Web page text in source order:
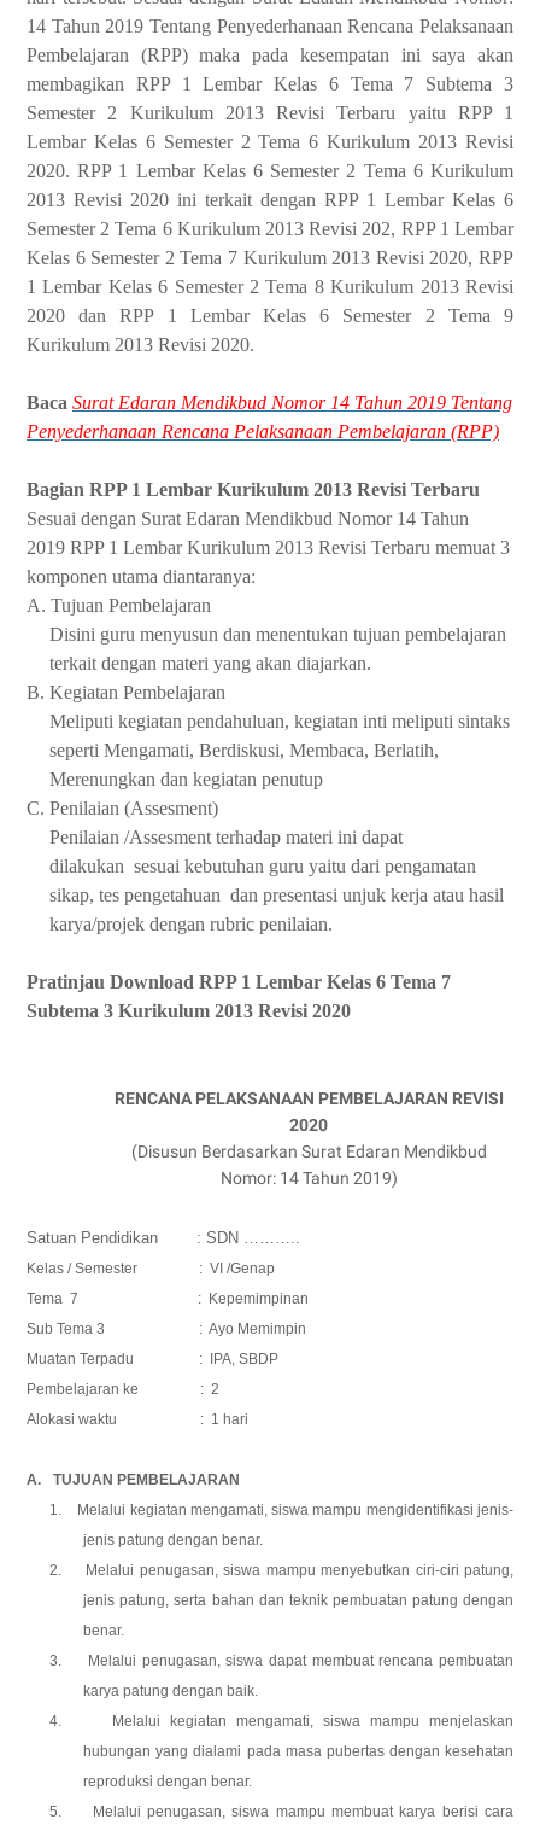
14 Tahun 2019 Tentang Penyederhanaan Rencana Pelaksanaan
Pembelajaran (RPP) maka pada kesempatan ini saya akan
membagikan RPP 1 Lembar Kelas 6 Tema 7 Subtema 3
Semester 2 Kurikulum 2013 Revisi Terbaru yaitu RPP 1
Lembar Kelas 6 Semester 2 Tema 6 Kurikulum 2013 Revisi
2020. RPP 1 Lembar Kelas 6 Semester 2 Tema 6 Kurikulum
2013 Revisi 2020 ini terkait dengan RPP 1 Lembar Kelas 6
Semester 2 Tema 6 Kurikulum 2013 Revisi 202, RPP 1 Lembar
Kelas 6 Semester 2 Tema 7 Kurikulum 2013 Revisi 2020, RPP
1 Lembar Kelas 6 Semester 2 Tema 8 Kurikulum 2013 Revisi
2020 dan RPP 1 Lembar Kelas 6 Semester 2 Tema 9
Kurikulum 2013 Revisi 2020.
Baca Surat Edaran Mendikbud Nomor 14 Tahun 2019 Tentang
Penyederhanaan Rencana Pelaksanaan Pembelajaran (RPP)
Bagian RPP 1 Lembar Kurikulum 2013 Revisi Terbaru
Sesuai dengan Surat Edaran Mendikbud Nomor 14 Tahun
2019 RPP 1 Lembar Kurikulum 2013 Revisi Terbaru memuat 3
komponen utama diantaranya:
A. Tujuan Pembelajaran
Disini guru menyusun dan menentukan tujuan pembelajaran
terkait dengan materi yang akan diajarkan.
B. Kegiatan Pembelajaran
Meliputi kegiatan pendahuluan, kegiatan inti meliputi sintaks
seperti Mengamati, Berdiskusi, Membaca, Berlatih,
Merenungkan dan kegiatan penutup
C. Penilaian (Assesment)
Penilaian /Assesment terhadap materi ini dapat
dilakukan sesuai kebutuhan guru yaitu dari pengamatan
sikap, tes pengetahuan dan presentasi unjuk kerja atau hasil
karya/projek dengan rubric penilaian.
Pratinjau Download RPP 1 Lembar Kelas 6 Tema 7
Subtema 3 Kurikulum 2013 Revisi 2020
RENCANA PELAKSANAAN PEMBELAJARAN REVISI
2020
(Disusun Berdasarkan Surat Edaran Mendikbud
Nomor: 14Tahun 2019)
Satuan Pendidikan : SDN ………..
Kelas / Semester : VI /Genap
Tema 7 : Kepemimpinan
Sub Tema 3 : Ayo Memimpin
Muatan Terpadu : IPA, SBDP
Pembelajaran ke : 2
Alokasi waktu : 1 hari
A.
TUJUAN PEMBELAJARAN
1.
Melalui kegiatan mengamati, siswa mampu mengidentifikasi jenis-
jenis patung dengan benar.
2.
Melalui penugasan, siswa mampu menyebutkan ciri-ciri patung,
jenis patung, serta bahan dan teknik pembuatan patung dengan
benar.
3.
Melalui penugasan, siswa dapat membuat rencana pembuatan
karya patung dengan baik.
4.
Melalui kegiatan mengamati, siswa mampu menjelaskan
hubungan yang dialami pada masa pubertas dengan kesehatan
reproduksi dengan benar.
5.
Melalui penugasan, siswa mampu membuat karya berisi cara